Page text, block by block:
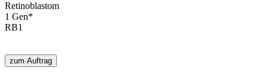
Retinoblastom
1 Gen*
RB1
zum Auftrag